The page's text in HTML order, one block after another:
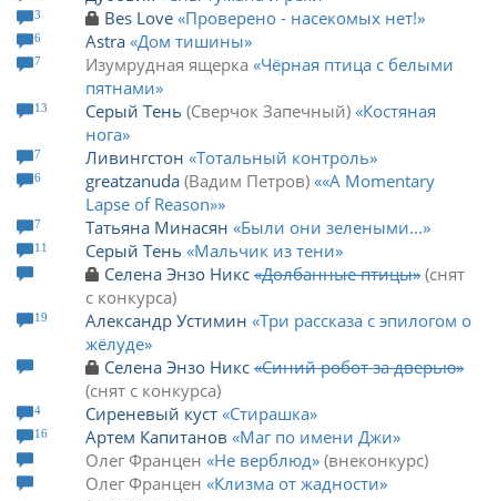
3 Bes Love Проверено - насекомых нет!
6 Astra Дом тишины
7 Изумрудная ящерка
Чёрная птица с белыми
пятнами
13 Серый Тень Сверчок Запечный
Костяная
нога
7 Ливингстон Тотальный контроль
6 greatzanuda Вадим Петров
«A Momentary
Lapse of Reason»
7 Татьяна Минасян Были они зелеными...
11 Серый Тень
Мальчик из тени
Селена Энзо Никс Долбанные птицы
снят
с конкурса
19 Александр Устимин Три рассказа с эпилогом о
жёлуде
Селена Энзо Никс Синий робот за дверью
снят с конкурса
4 Сиреневый куст Стирашка
16 Артем Капитанов
Маг по имени Джи
Олег Францен
Не верблюд
внеконкурс
Олег Францен
Клизма от жадности